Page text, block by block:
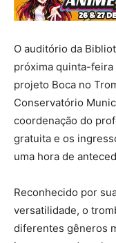
O auditório da
próxima quinta-feira
projeto Boca no
Conservatório
coordenação do
gratuita e os
uma hora de
Reconhecido por
versatilidade, o
diferentes gêneros